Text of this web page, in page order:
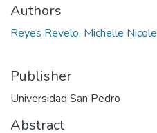
Authors
Reyes Revelo, Michelle Nicole
Publisher
Universidad San Pedro
Abstract